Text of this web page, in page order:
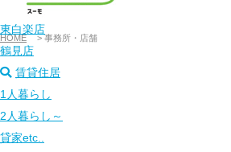
東神奈川店
東白楽店
鶴見店
賃貸住居
1人暮らし
2人暮らし～
貸家etc..
HOME >事務所・店舗